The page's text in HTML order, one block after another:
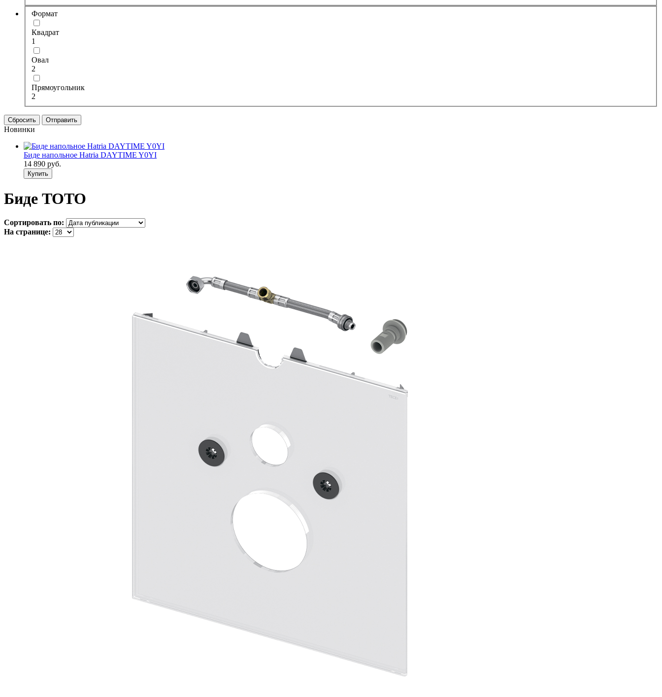
Формат
Квадрат
1
Овал
2
Прямоугольник
2
Сбросить Отправить
Новинки
Биде напольное Hatria DAYTIME Y0YI
14 890 руб.
Купить
Биде TOTO
Сортировать по:
На странице: